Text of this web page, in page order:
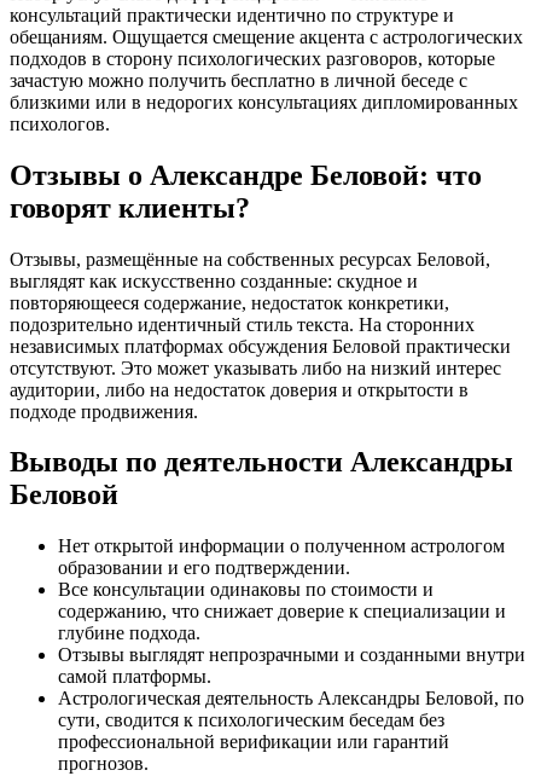
консультаций практически идентично по структуре и
обещаниям. Ощущается смещение акцента с астрологических
подходов в сторону психологических разговоров, которые
зачастую можно получить бесплатно в личной беседе с
близкими или в недорогих консультациях дипломированных
психологов.
Отзывы о Александре Беловой: что
говорят клиенты?
Отзывы, размещённые на собственных ресурсах Беловой,
выглядят как искусственно созданные: скудное и
повторяющееся содержание, недостаток конкретики,
подозрительно идентичный стиль текста. На сторонних
независимых платформах обсуждения Беловой практически
отсутствуют. Это может указывать либо на низкий интерес
аудитории, либо на недостаток доверия и открытости в
подходе продвижения.
Выводы по деятельности Александры
Беловой
Нет открытой информации о полученном астрологом
образовании и его подтверждении.
Все консультации одинаковы по стоимости и
содержанию, что снижает доверие к специализации и
глубине подхода.
Отзывы выглядят непрозрачными и созданными внутри
самой платформы.
Астрологическая деятельность Александры Беловой, по
сути, сводится к психологическим беседам без
профессиональной верификации или гарантий
прогнозов.